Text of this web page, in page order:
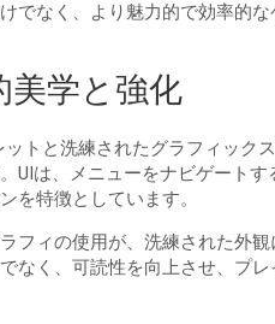
でなく、より魅力的で効率的
美学と強化
トと洗練されたグラフィック
UIは、メニューをナビゲート
を特徴としています。
フィの使用が、洗練された外
なく、可読性を向上させ、プ